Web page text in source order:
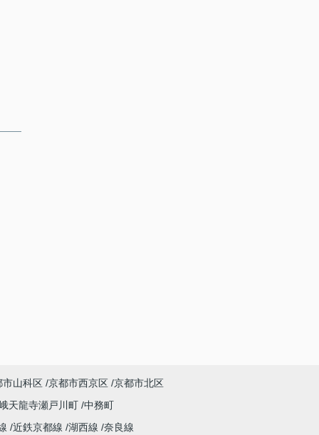
市山科区 京都市西京区 京都市北区
天龍寺瀬戸川町 中務町
近鉄京都線 湖西線 奈良線